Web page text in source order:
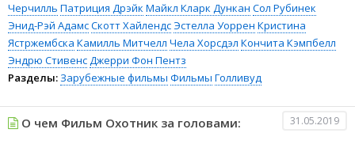
Черчилль Патриция Дрэйк Майкл Кларк Дункан Сол Рубинек
Энид-Рэй АдамсСкотт ХайлендсЭстелла Уоррен Кристина
Ястржембска Камилль Митчелл Чела Хорсдэл Кончита Кэмпбелл
Эндрю СтивенсДжерри Фон Пентз
Разделы: Зарубежные фильмы Фильмы Голливуд
О чем Фильм Охотник за головами: 31.05.2019